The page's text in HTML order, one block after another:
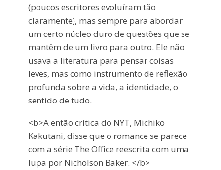
(poucos escritores evoluíram tão
claramente), mas sempre para abordar
um certo núcleo duro de questões que se
mantêm de um livro para outro. Ele não
usava a literatura para pensar coisas
leves, mas como instrumento de reflexão
profunda sobre a vida, a identidade, o
sentido de tudo.
<b>A então crítica do NYT, Michiko
Kakutani, disse que o romance se parece
com a série The Office reescrita com uma
lupa por Nicholson Baker. </b>